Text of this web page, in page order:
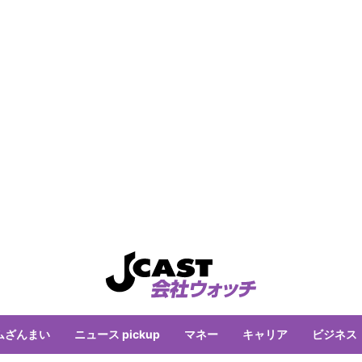
ざんまい ニュース pickup マネー キャリア ビジネス